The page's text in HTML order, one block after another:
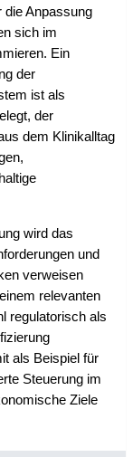
die Anpassung
sich im
Ein
der
ist als
der
dem Klinikalltag
wird das
und
verweisen
relevanten
regulatorisch als
als Beispiel für
Steuerung im
Ziele